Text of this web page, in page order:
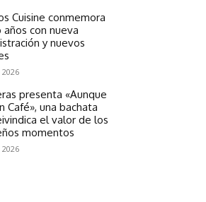
Cuisine conmemora
años con nueva
y nuevos
presenta «Aunque
Café», una bachata
el valor de los
momentos